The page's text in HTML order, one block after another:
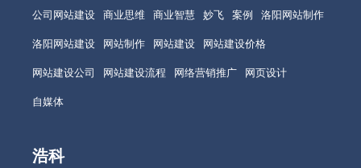
公司网站建设 商业思维 商业智慧 妙飞 案例
洛阳网站制作
洛阳网站建设
网站制作 网站建设
网站建设价格
网站建设公司
网站建设流程 网络营销推广
网页设计
自媒体
浩科